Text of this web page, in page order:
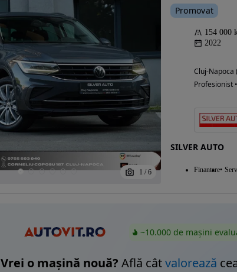
1 / 6
Promovat
154 000
2022
Cluj-Napoca
Profesionist
SILVER AUTO
Finantare
~10.000 de mașini
Vrei o mașină nouă? Află câtvalorează